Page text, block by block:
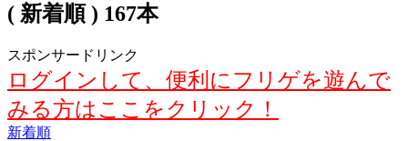
( 新着順 ) 167本
スポンサードリンク
ログインして、便利にフリゲを遊んで
みる方はここをクリック！
新着順